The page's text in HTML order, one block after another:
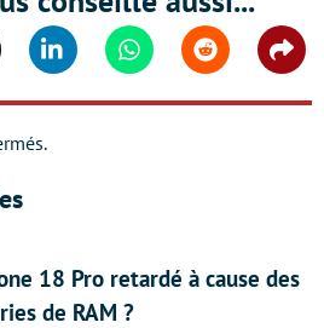
Linkedin WhatsappReddit
18 Pro retardé à cause des
de RAM ?